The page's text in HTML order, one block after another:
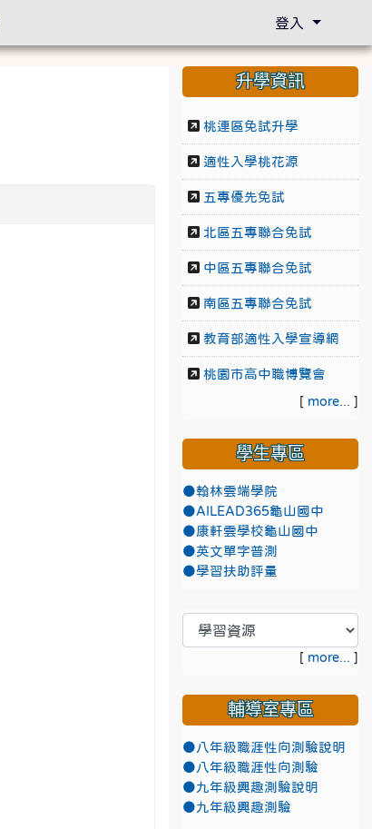
升學資訊
桃連區免試升學
適性入學桃花源
五專優先免試
北區五專聯合免試
中區五專聯合免試
南區五專聯合免試
教育部適性入學宣導網
桃園市高中職博覽會
[ more... ]
學生專區
●翰林雲端學院
●AILEAD365龜山國中
●康軒雲學校龜山國中
●英文單字普測
●學習扶助評量
[ more... ]
輔導室專區
●八年級職涯性向測驗說明
●八年級職涯性向測驗
●九年級興趣測驗說明
●九年級興趣測驗
登入